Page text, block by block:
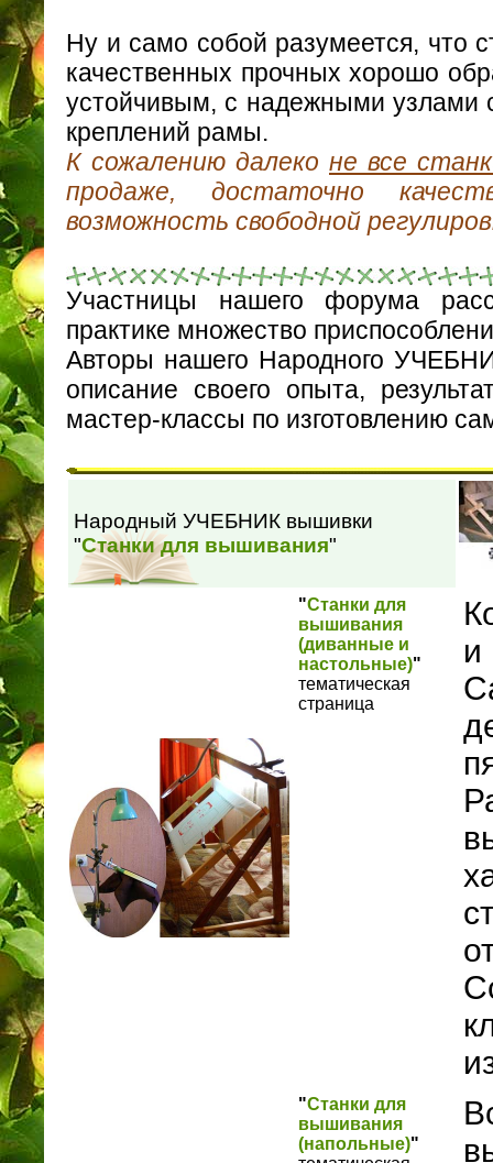
Ну и само собой разумеется, что
качественных прочных хорошо
устойчивым, с надежными узлами
креплений рамы.
К сожалению далеко не все
продаже, достаточно
возможность свободной
Участницы нашего форума
практике множество
Авторы нашего Народного
описание своего опыта,
мастер-классы по изготовлению
Народный УЧЕБНИК вышивки
"Станки для вышивания"
"Станки для
вышивания
(диванные и
настольные)"
тематическая
страница
и
"Станки для
вышивания
(напольные)"